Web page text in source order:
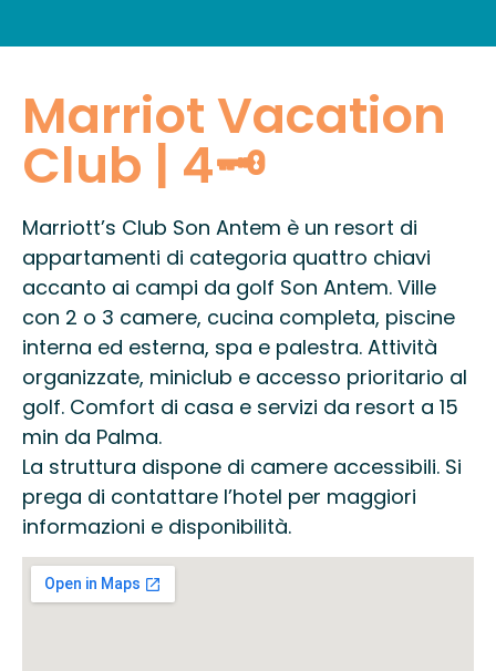
Marriot Vacation
Club | 4🗝
Marriott’s Club Son Antem è un resort di
appartamenti di categoria quattro chiavi
accanto ai campi da golf Son Antem. Ville
con 2 o 3 camere, cucina completa, piscine
interna ed esterna, spa e palestra. Attività
organizzate, miniclub e accesso prioritario al
golf. Comfort di casa e servizi da resort a 15
min da Palma.
La struttura dispone di camere accessibili. Si
prega di contattare l’hotel per maggiori
informazioni e disponibilità.